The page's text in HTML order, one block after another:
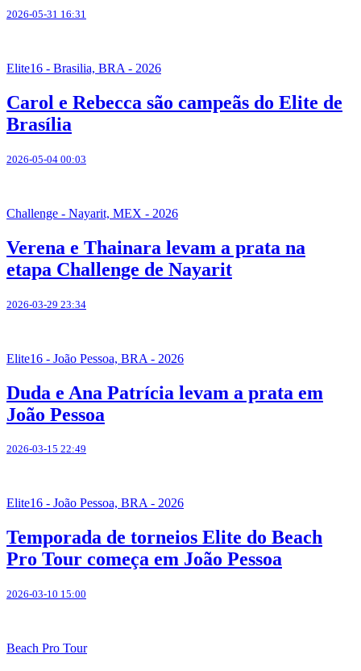
2026-05-31 16:31
Elite16 - Brasilia, BRA - 2026
Carol e Rebecca são campeãs do Elite de
Brasília
2026-05-04 00:03
Challenge - Nayarit, MEX - 2026
Verena e Thainara levam a prata na
etapa Challenge de Nayarit
2026-03-29 23:34
Elite16 - João Pessoa, BRA - 2026
Duda e Ana Patrícia levam a prata em
João Pessoa
2026-03-15 22:49
Elite16 - João Pessoa, BRA - 2026
Temporada de torneios Elite do Beach
Pro Tour começa em João Pessoa
2026-03-10 15:00
Beach Pro Tour